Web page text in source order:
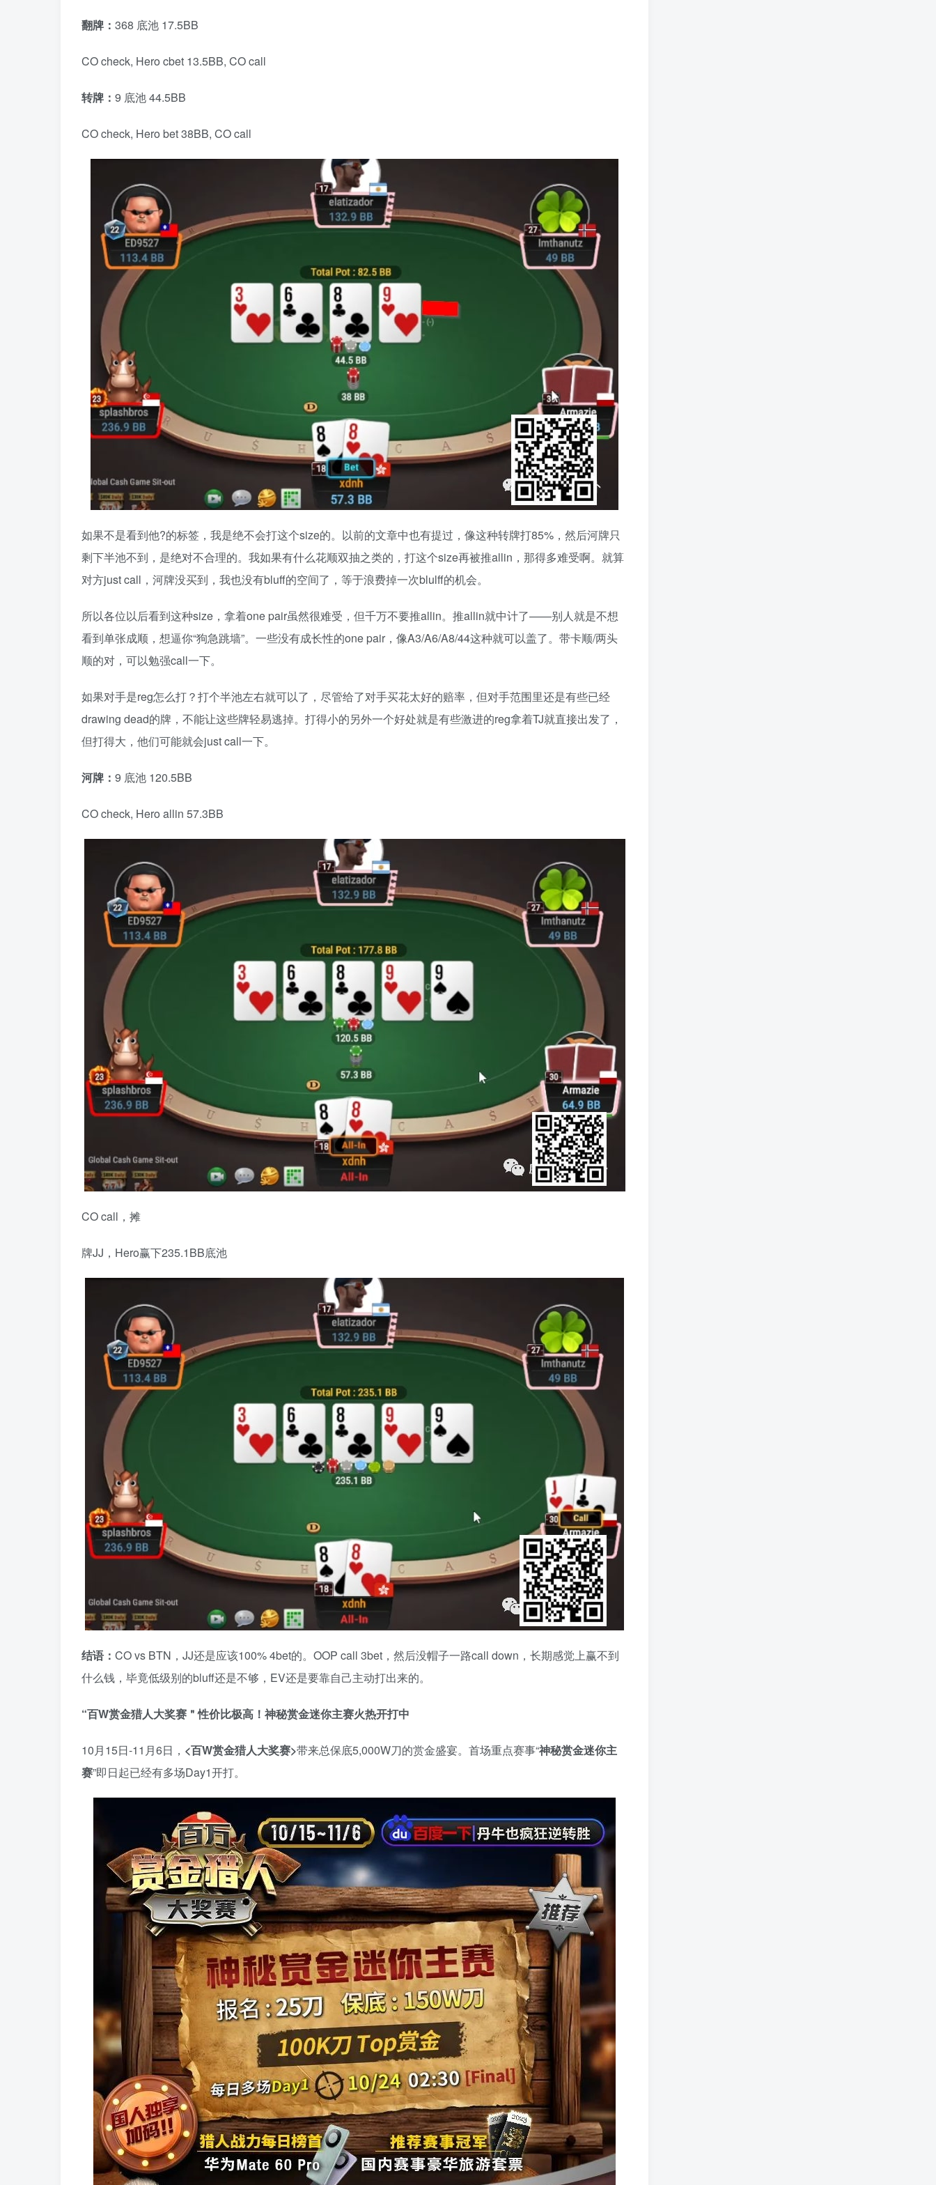
翻牌： 368 底池 17.5BB
CO check, Hero cbet 13.5BB, CO call
转牌： 9 底池 44.5BB
CO check, Hero bet 38BB, CO call
如果不是看到他?️的标签，我是绝不会打这个size的。以前的文章中也有提过，像这种转牌打85%，然后河牌只
剩下半池不到，是绝对不合理的。我如果有什么花顺双抽之类的，打这个size再被推allin，那得多难受啊。就算
对方just call，河牌没买到，我也没有bluff的空间了，等于浪费掉一次blulff的机会。
所以各位以后看到这种size，拿着one pair虽然很难受，但千万不要推allin。推allin就中计了——别人就是不想
看到单张成顺，想逼你“狗急跳墙”。一些没有成长性的one pair，像A3/A6/A8/44这种就可以盖了。带卡顺/两头
顺的对，可以勉强call一下。
如果对手是reg怎么打？打个半池左右就可以了，尽管给了对手买花太好的赔率，但对手范围里还是有些已经
drawing dead的牌，不能让这些牌轻易逃掉。打得小的另外一个好处就是有些激进的reg拿着TJ就直接出发了，
但打得大，他们可能就会just call一下。
河牌： 9 底池 120.5BB
CO check, Hero allin 57.3BB
CO call，摊
牌JJ，Hero赢下235.1BB底池
结语： CO vs BTN，JJ还是应该100% 4bet的。OOP call 3bet，然后没帽子一路call down，长期感觉上赢不到
什么钱，毕竟低级别的bluff还是不够，EV还是要靠自己主动打出来的。
“百W赏金猎人大奖赛＂性价比极高！ 神秘赏金迷你主赛火热开打中
10月15日-11月6日， <百W赏金猎人大奖赛>带来总保底5,000W刀的赏金盛宴。首场重点赛事“神秘赏金迷你主
赛”即日起已经有多场Day1开打。